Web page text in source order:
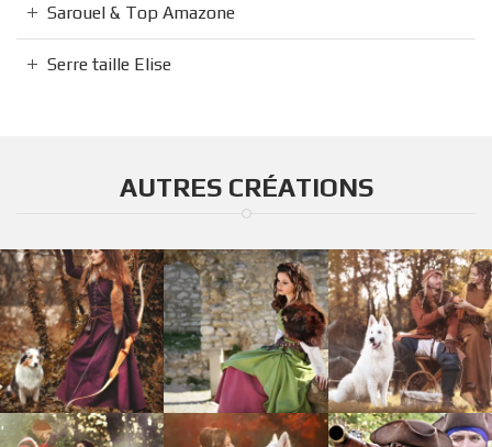
Sarouel & Top Amazone
Serre taille Elise
AUTRES CRÉATIONS